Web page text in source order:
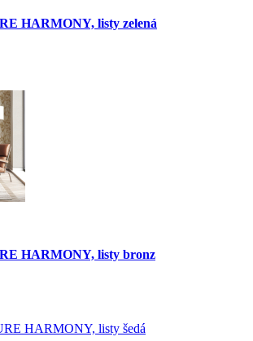
HARMONY, listy zelená
HARMONY, listy bronz